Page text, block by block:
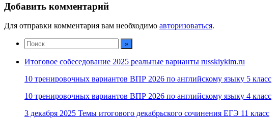
Добавить комментарий
Для отправки комментария вам необходимо авторизоваться.
Итоговое собеседование 2025 реальные варианты russkiykim.ru
10 тренировочных вариантов ВПР 2026 по английскому языку 5 класс
10 тренировочных вариантов ВПР 2026 по английскому языку 4 класс
3 декабря 2025 Темы итогового декабрьского сочинения ЕГЭ 11 класс